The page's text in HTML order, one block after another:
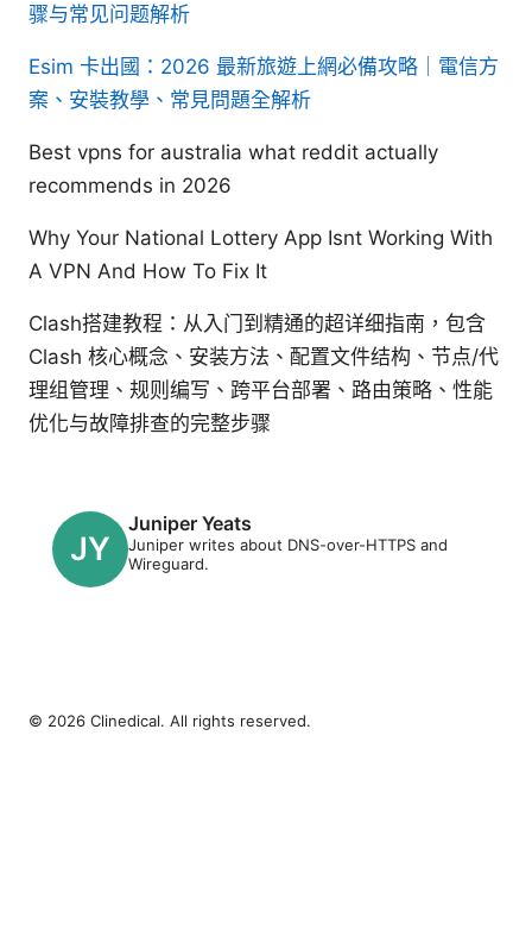
骤与常见问题解析
Esim 卡出國：2026 最新旅遊上網必備攻略｜電信方
案、安裝教學、常見問題全解析
Best vpns for australia what reddit actually
recommends in 2026
Why Your National Lottery App Isnt Working With
A VPN And How To Fix It
Clash搭建教程：从入门到精通的超详细指南，包含
Clash 核心概念、安装方法、配置文件结构、节点/代
理组管理、规则编写、跨平台部署、路由策略、性能
优化与故障排查的完整步骤
Juniper Yeats
Juniper writes about DNS-over-HTTPS and
Wireguard.
© 2026 Clinedical. All rights reserved.